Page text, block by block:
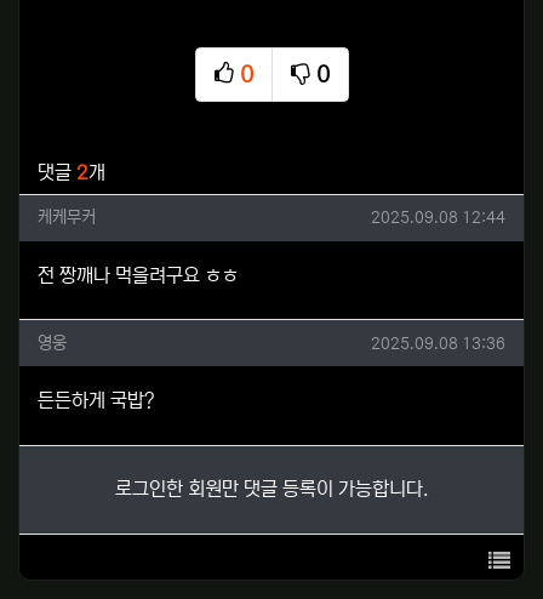
0
추천
0
비추천
댓글 2개
케케무커님의 댓글
케케무커 작성일
2025.09.08 12:44
전 짱깨나 먹을려구요 ㅎㅎ
영웅님의 댓글
영웅 작성일
2025.09.08 13:36
든든하게 국밥?
로그인한 회원만 댓글 등록이 가능합니다.
목록